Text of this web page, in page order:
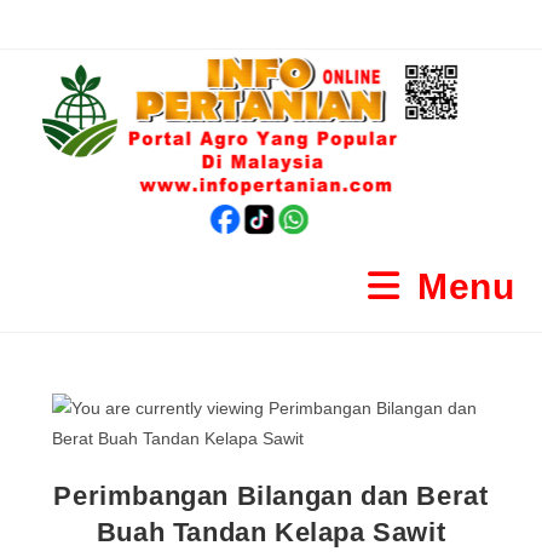
Menu
Perimbangan Bilangan dan Berat
Buah Tandan Kelapa Sawit